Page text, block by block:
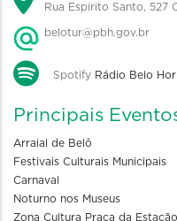
Rua Espírito Santo, 527
belotur@pbh.gov.br
Spotify Rádio Belo
Principais
Arraial de Belô
Festivais Culturais Municipais
Carnaval
Noturno nos Museus
Zona Cultura Praça da Estação